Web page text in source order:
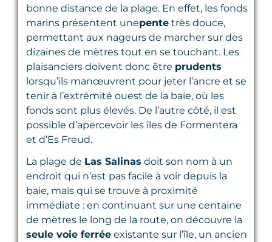
bonne distance de la plage. En effet, les fonds
marins présentent unepente très douce,
permettant aux nageurs de marcher sur des
dizaines de mètres tout en se touchant. Les
plaisanciers doivent donc être prudents
lorsqu’ils manœuvrent pour jeter l’ancre et se
tenir à l’extrémité ouest de la baie, où les
fonds sont plus élevés. De l’autre côté, il est
possible d’apercevoir les îles de Formentera
et d’Es Freud.
La plage de Las Salinas doit son nom à un
endroit qui n’est pas facile à voir depuis la
baie, mais qui se trouve à proximité
immédiate : en continuant sur une centaine
de mètres le long de la route, on découvre la
seule voie ferrée existante sur l’île, un ancien